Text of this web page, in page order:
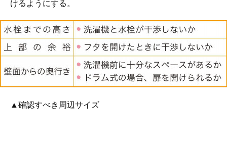
けるようにする。
▲確認すべき周辺サイズ